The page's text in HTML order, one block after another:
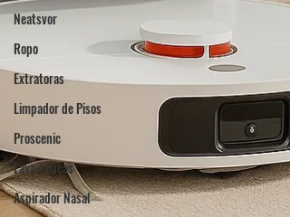
Neatsvor
Ropo
Extratoras
Limpador de Pisos
Proscenic
Lava-Louças
Aspirador Nasal